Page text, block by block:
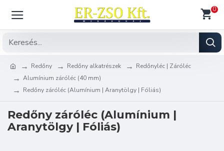
0
Redőny Redőny alkatrészek
Redőnyléc | Záróléc
Alumínium záróléc (40 mm)
Redőny záróléc (Alumínium | Aranytölgy | Fóliás)
Redőny záróléc (Alumínium |
Aranytölgy | Fóliás)